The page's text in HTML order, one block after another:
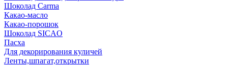
Шоколад Carma
Какао-масло
Какао-порошок
Шоколад SICAO
Пасха
Для декорирования куличей
Ленты,шпагат,открытки